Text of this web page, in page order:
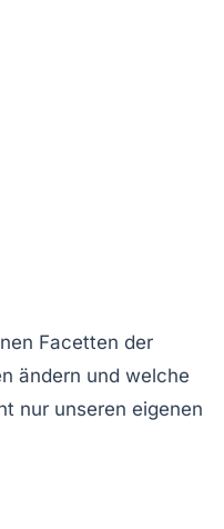
Facetten der
ändern und welche
nur unseren eigenen